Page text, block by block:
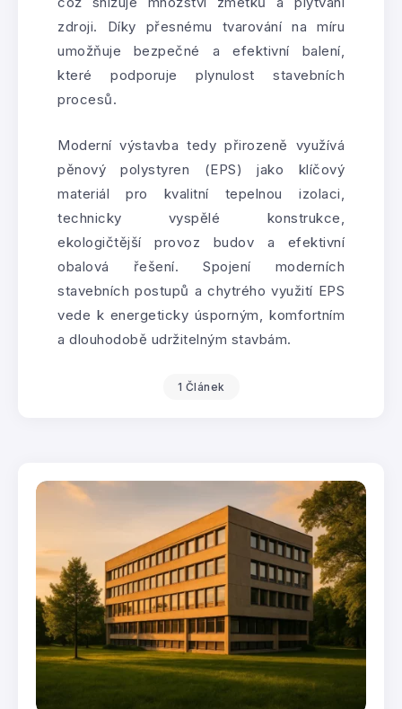
zdroji. Díky přesnému tvarování na míru
umožňuje bezpečné a efektivní balení,
které podporuje plynulost stavebních
procesů.
Moderní výstavba tedy přirozeně využívá
pěnový polystyren (EPS) jako klíčový
materiál pro kvalitní tepelnou izolaci,
technicky vyspělé konstrukce,
ekologičtější provoz budov a efektivní
obalová řešení. Spojení moderních
stavebních postupů a chytrého využití EPS
vede k energeticky úsporným, komfortním
a dlouhodobě udržitelným stavbám.
1 Článek